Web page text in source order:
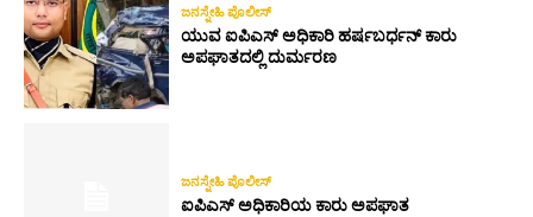
ಜನಸ್ನೇಹಿ ಪೊಲೀಸ್
ಯುವ ಐಪಿಎಸ್ ಅಧಿಕಾರಿ ಹರ್ಷಬರ್ಧನ್ ಕಾರು
ಅಪಘಾತದಲ್ಲಿ ದುರ್ಮರಣ
ಜನಸ್ನೇಹಿ ಪೊಲೀಸ್
ಐಪಿಎಸ್ ಅಧಿಕಾರಿಯ ಕಾರು ಅಪಘಾತ